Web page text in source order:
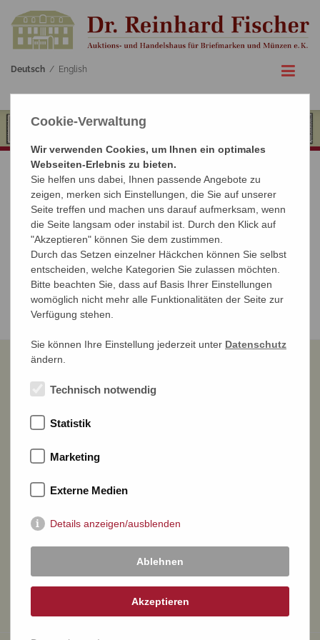
Deutsch / English
BRIEFMARKEN
› Verkauf Ihrer Briefmarkensammlung
› Wie wertvoll sind meine Briefmarken?
› Unsere Kataloge
› Highlights vergangener Briefmarken-Auktionen
DR. REINHARD FISCHER
Auktions- und Handelshaus e. K.
Joachimstraße 7
53113 Bonn
TELEFON 0228 26 31 30
info@briefmarkenauktion.net
Cookie-Verwaltung
Wir verwenden Cookies, um Ihnen ein optimales
Webseiten-Erlebnis zu bieten.
Sie helfen uns dabei, Ihnen passende Angebote zu
zeigen, merken sich Einstellungen, die Sie auf unserer
Seite treffen und machen uns darauf aufmerksam, wenn
die Seite langsam oder instabil ist. Durch den Klick auf
"Akzeptieren" können Sie dem zustimmen.
Durch das Setzen einzelner Häckchen können Sie selbst
entscheiden, welche Kategorien Sie zulassen möchten.
Bitte beachten Sie, dass auf Basis Ihrer Einstellungen
womöglich nicht mehr alle Funktionalitäten der Seite zur
Verfügung stehen.
Sie können Ihre Einstellung jederzeit unter Datenschutz
ändern.
Technisch notwendig
Statistik
Marketing
Externe Medien
Details anzeigen/ausblenden
Ablehnen
Akzeptieren